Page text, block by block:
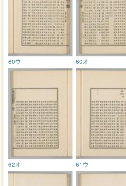
60オ
60ウ
61ウ
62オ